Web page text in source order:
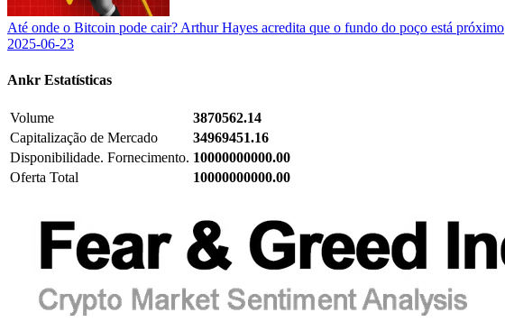
Até onde o Bitcoin pode cair? Arthur Hayes acredita que o fundo do poço está próximo
2025-06-23
Ankr Estatísticas
Volume
3870562.14
Capitalização de Mercado
34969451.16
Disponibilidade. Fornecimento. 10000000000.00
Oferta Total
10000000000.00